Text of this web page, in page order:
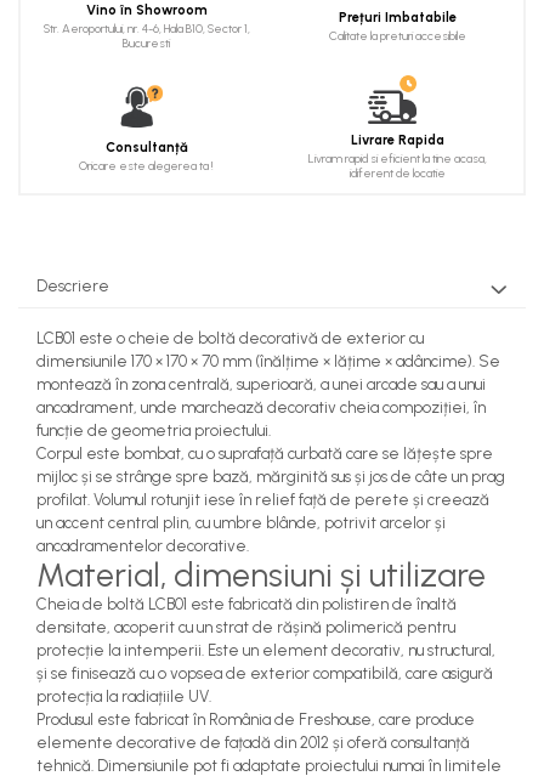
Cadru de arc
Șeminee decorative
Panouri pentru tavan
Vino în Showroom
Str. Aeroportului, nr. 4-6, Hala B10, Sector 1,
Bucuresti
Prețuri Imbatabile
Calitate la preturi accesibile
Consultanță
Oricare este alegerea ta !
Livrare Rapida
Livram rapid si eficient la tine acasa,
idiferent de locatie
Descriere
LCB01 este o cheie de boltă decorativă de exterior cu
dimensiunile 170 × 170 × 70 mm (înălțime × lățime × adâncime). Se
montează în zona centrală, superioară, a unei arcade sau a unui
ancadrament, unde marchează decorativ cheia compoziției, în
funcție de geometria proiectului.
Corpul este bombat, cu o suprafață curbată care se lățește spre
mijloc și se strânge spre bază, mărginită sus și jos de câte un prag
profilat. Volumul rotunjit iese în relief față de perete și creează
un accent central plin, cu umbre blânde, potrivit arcelor și
ancadramentelor decorative.
Material, dimensiuni și utilizare
Cheia de boltă LCB01 este fabricată din polistiren de înaltă
densitate, acoperit cu un strat de rășină polimerică pentru
protecție la intemperii. Este un element decorativ, nu structural,
și se finisează cu o vopsea de exterior compatibilă, care asigură
protecția la radiațiile UV.
Produsul este fabricat în România de Freshouse, care produce
elemente decorative de fațadă din 2012 și oferă consultanță
tehnică. Dimensiunile pot fi adaptate proiectului numai în limitele